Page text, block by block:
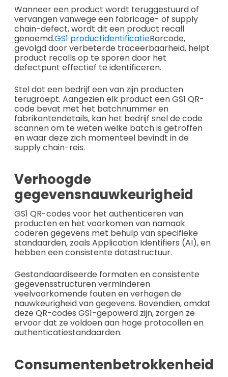
Wanneer een product wordt teruggestuurd of
vervangen vanwege een fabricage- of supply
chain-defect, wordt dit een product recall
genoemd.GS1 productidentificatieBarcode,
gevolgd door verbeterde traceerbaarheid, helpt
product recalls op te sporen door het
defectpunt effectief te identificeren.
Stel dat een bedrijf een van zijn producten
terugroept. Aangezien elk product een GS1 QR-
code bevat met het batchnummer en
fabrikantendetails, kan het bedrijf snel de code
scannen om te weten welke batch is getroffen
en waar deze zich momenteel bevindt in de
supply chain-reis.
Verhoogde
gegevensnauwkeurigheid
GS1 QR-codes voor het authenticeren van
producten en het voorkomen van namaak
coderen gegevens met behulp van specifieke
standaarden, zoals Application Identifiers (AI), en
hebben een consistente datastructuur.
Gestandaardiseerde formaten en consistente
gegevensstructuren verminderen
veelvoorkomende fouten en verhogen de
nauwkeurigheid van gegevens. Bovendien, omdat
deze QR-codes GS1-gepowerd zijn, zorgen ze
ervoor dat ze voldoen aan hoge protocollen en
authenticatiestandaarden.
Consumentenbetrokkenheid